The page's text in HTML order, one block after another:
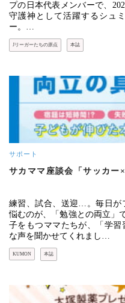
プの日本代表メンバーで、
守護神として活躍するシュ
ー。…
Jリーガーたちの原点 本誌
サポート
サカママ座談会「サッカー
練習、試合、送迎…。毎日が
悩むのが、「勉強との両立」
子をもつママたちが、「学
な声を聞かせてくれまし…
KUMON 本誌